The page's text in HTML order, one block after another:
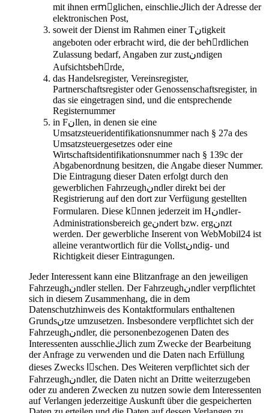
mit ihnen ermِglichen, einschlieكlich der Adresse der
elektronischen Post,
soweit der Dienst im Rahmen einer Tنtigkeit
angeboten oder erbracht wird, die der behِrdlichen
Zulassung bedarf, Angaben zur zustنndigen
Aufsichtsbehِrde,
das Handelsregister, Vereinsregister,
Partnerschaftsregister oder Genossenschaftsregister, in
das sie eingetragen sind, und die entsprechende
Registernummer
in Fنllen, in denen sie eine
Umsatzsteueridentifikationsnummer nach § 27a des
Umsatzsteuergesetzes oder eine
Wirtschaftsidentifikationsnummer nach § 139c der
Abgabenordnung besitzen, die Angabe dieser Nummer.
Die Eintragung dieser Daten erfolgt durch den
gewerblichen Fahrzeughنndler direkt bei der
Registrierung auf den dort zur Verfügung gestellten
Formularen. Diese kِnnen jederzeit im Hنndler-
Administrationsbereich geنndert bzw. ergنnzt
werden. Der gewerbliche Inserent von WebMobil24 ist
alleine verantwortlich für die Vollstنndig- und
Richtigkeit dieser Eintragungen.
Jeder Interessent kann eine Blitzanfrage an den jeweiligen
Fahrzeughنndler stellen. Der Fahrzeughنndler verpflichtet
sich in diesem Zusammenhang, die in dem
Datenschutzhinweis des Kontaktformulars enthaltenen
Grundsنtze umzusetzen. Insbesondere verpflichtet sich der
Fahrzeughنndler, die personenbezogenen Daten des
Interessenten ausschlieكlich zum Zwecke der Bearbeitung
der Anfrage zu verwenden und die Daten nach Erfüllung
dieses Zwecks lِschen. Des Weiteren verpflichtet sich der
Fahrzeughنndler, die Daten nicht an Dritte weiterzugeben
oder zu anderen Zwecken zu nutzen sowie dem Interessenten
auf Verlangen jederzeitige Auskunft über die gespeicherten